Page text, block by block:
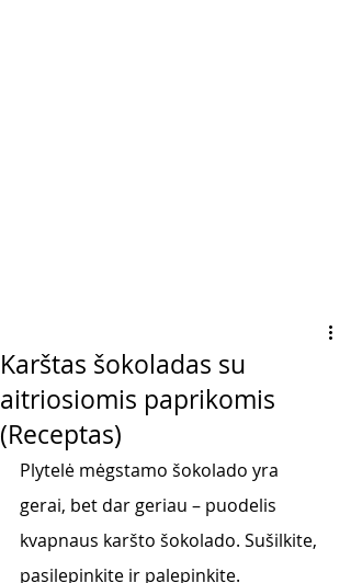
Karštas šokoladas su
aitriosiomis paprikomis
(Receptas)
Plytelė mėgstamo šokolado yra
gerai, bet dar geriau – puodelis
kvapnaus karšto šokolado. Sušilkite,
pasilepinkite ir palepinkite.